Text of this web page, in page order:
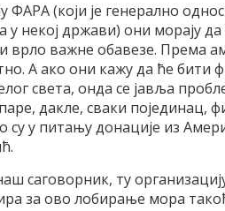
ФАРА (који је генерално
у некој држави) они морају да
врло важне обавезе. Према
А ако они кажу да ће бити
света, онда се јавља
дакле, сваки појединац,
су у питању донације из
саговорник, ту
за ово лобирање мора